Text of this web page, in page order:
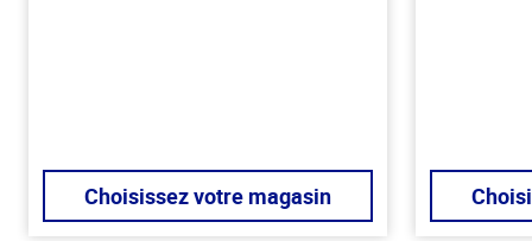
Choisissez votre magasin